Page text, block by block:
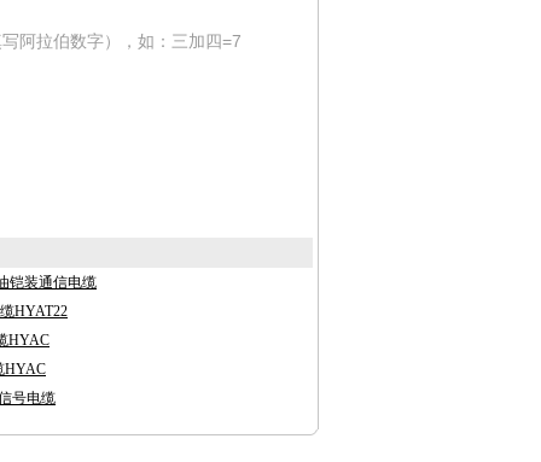
阿拉伯数字），如：三加四=7
铠装通信电缆
HYAT22
HYAC
HYAC
号电缆